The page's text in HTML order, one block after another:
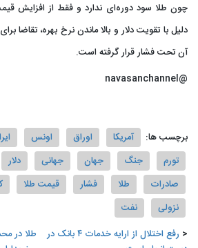
چون طلا سود دوره‌ای ندارد و فقط از افزایش
دلیل با تقویت دلار و بالا ماندن نرخ بهره، تقاضا
آن تحت فشار قرار گرفته است.
@navasanchannel
برچسب ها: آمریکا اوراق اونس
تورم
جنگ جهان جهانی دلار
صادرات
طلا فشار قیمت طلا
نزولی
نفت
رفع اختلال از ارایه خدمات ۴ بانک در
طلا در